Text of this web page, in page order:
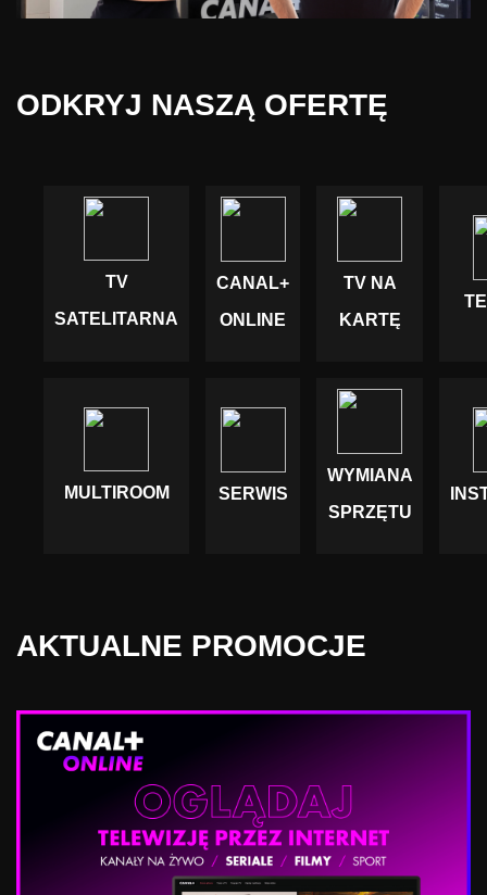
ODKRYJ NASZĄ OFERTĘ
TV
SATELITARNA
CANAL+
ONLINE
TV NA
KARTĘ
MULTIROOM SERWIS
WYMIANA
SPRZĘTU
AKTUALNE PROMOCJE